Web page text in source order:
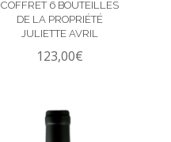
COFFRET 6 BOUTEILLES
DE LA PROPRIÉTÉ
JULIETTE AVRIL
123,00€